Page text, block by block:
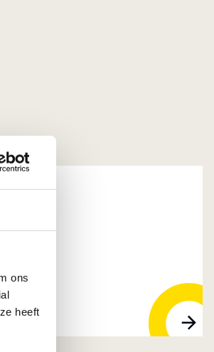
ons
heeft